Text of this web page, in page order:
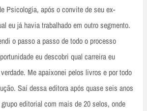
Psicologia, após o convite de seu ex-
eu já havia trabalhado em outro segmento.
o passo a passo de todo o processo
eu descobri qual carreira eu
Me apaixonei pelos livros e por todo
Saí dessa editora após quase seis anos
editorial com mais de 20 selos, onde